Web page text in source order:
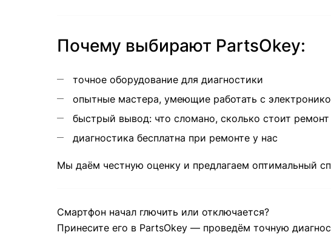
Почему выбирают PartsOkey:
точное оборудование для диагностики
опытные мастера, умеющие работать с
быстрый вывод: что сломано, сколько стоит ремонт
диагностика бесплатна при ремонте у нас
Мы даём честную оценку и предлагаем оптимальный
Смартфон начал глючить или отключается?
Принесите его в PartsOkey — проведём точную